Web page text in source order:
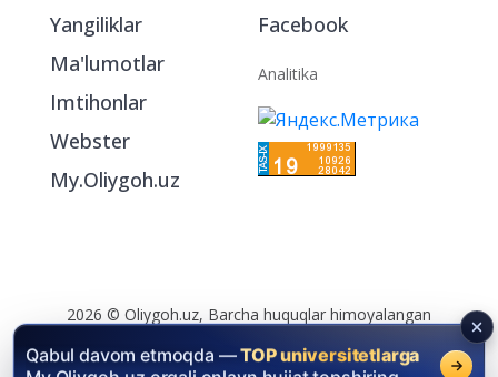
Yangiliklar
Ma'lumotlar
Imtihonlar
Webster
My.Oliygoh.uz
Facebook
Analitika
2026 © Oliygoh.uz, Barcha huquqlar himoyalangan
Reklama/ Foydalanish shartlari
Qabul davom etmoqda —TOP universitetlarga